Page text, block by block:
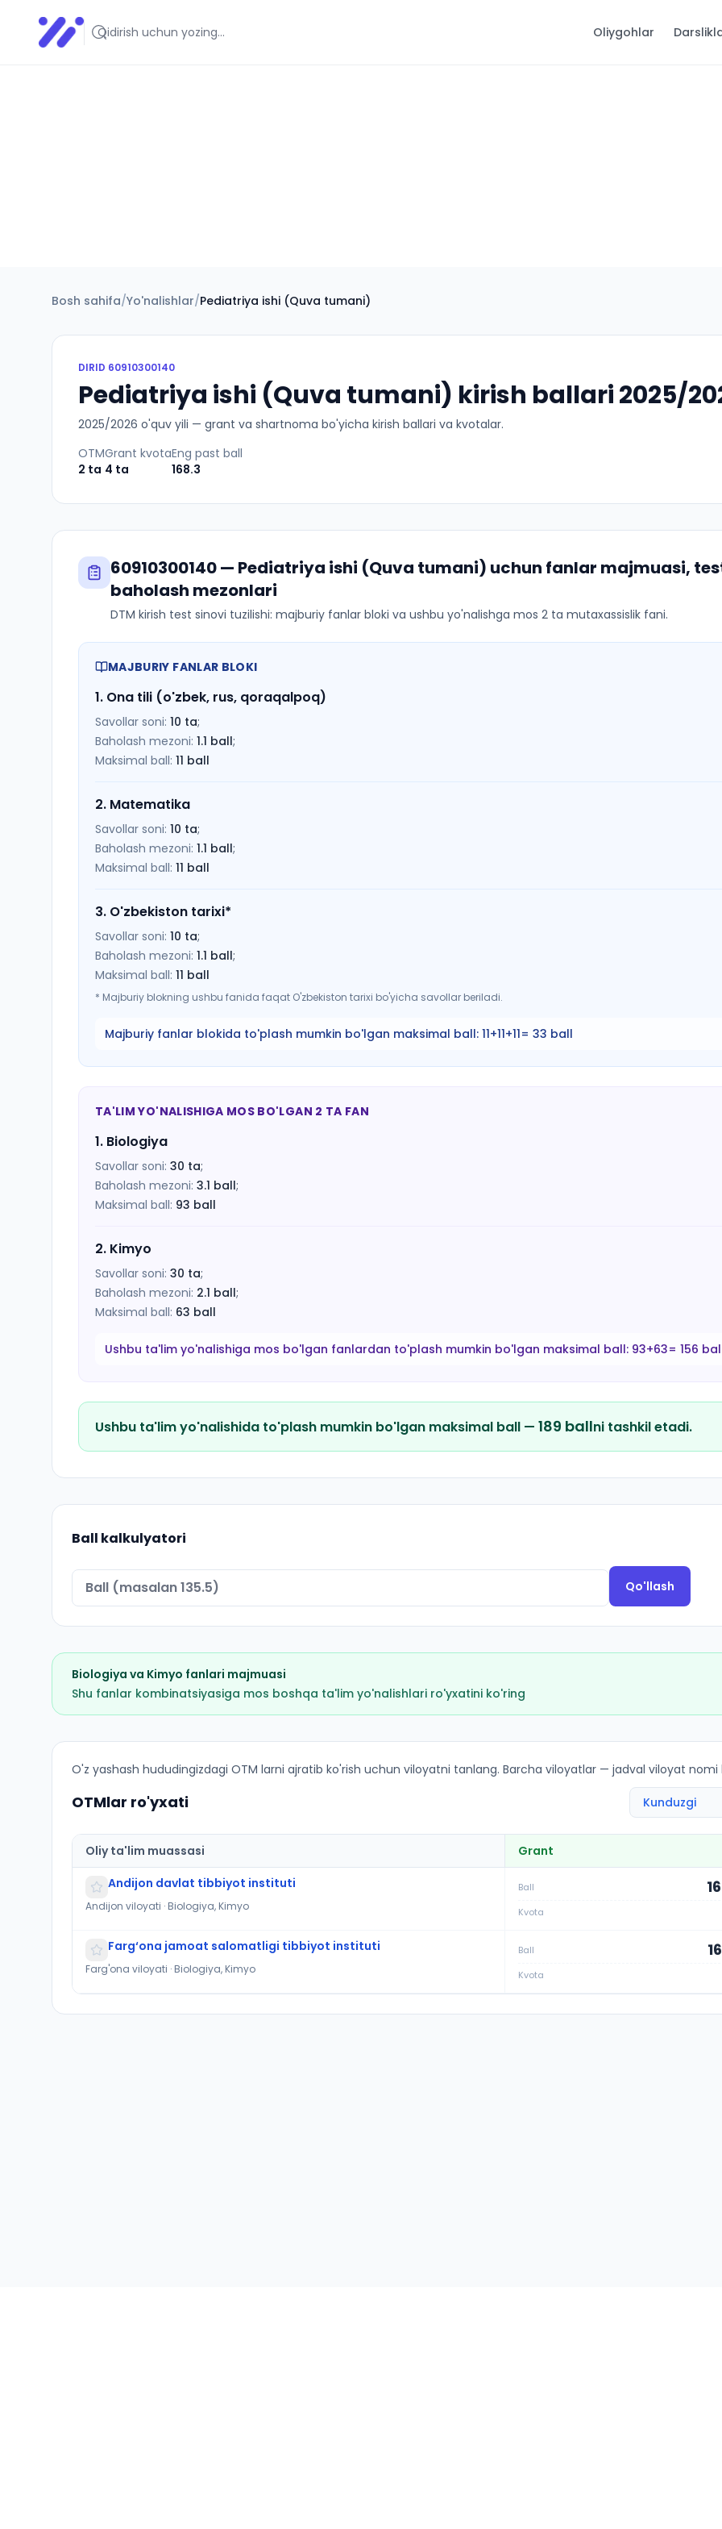
Infoedu
Ta&#039;lim xabarlari va yangiliklari Oliygohlar
Bosh sahifa/Yo'nalishlar/Pediatriya ishi (Quva tumani)
DIRID 60910300140
Pediatriya ishi (Quva tumani) kirish ballari 2025/
2025/2026 o'quv yili — grant va shartnoma bo'yicha kirish ballari va kvotalar.
OTM
2 ta
Grant kvota
4 ta
Eng past ball
168.3
60910300140— Pediatriya ishi (Quva tumani) uchun fanlar majmuasi,
baholash mezonlari
DTM kirish test sinovi tuzilishi: majburiy fanlar bloki va ushbu yo'nalishga mos 2 ta mutaxassislik fani.
MAJBURIY FANLAR BLOKI
1. Ona tili (o'zbek, rus, qoraqalpoq)
Savollar soni: 10 ta;
Baholash mezoni: 1.1 ball;
Maksimal ball: 11 ball
2. Matematika
Savollar soni: 10 ta;
Baholash mezoni: 1.1 ball;
Maksimal ball: 11 ball
3. O'zbekiston tarixi*
Savollar soni: 10 ta;
Baholash mezoni: 1.1 ball;
Maksimal ball: 11 ball
* Majburiy blokning ushbu fanida faqat O'zbekiston tarixi bo'yicha savollar beriladi.
Majburiy fanlar blokida to'plash mumkin bo'lgan maksimal ball: 11+11+11= 33 ball
TA'LIM YO'NALISHIGA MOS BO'LGAN 2 TA FAN
1. Biologiya
Savollar soni: 30 ta;
Baholash mezoni: 3.1 ball;
Maksimal ball: 93 ball
2. Kimyo
Savollar soni: 30 ta;
Baholash mezoni: 2.1 ball;
Maksimal ball: 63 ball
Ushbu ta'lim yo'nalishiga mos bo'lgan fanlardan to'plash mumkin bo'lgan maksimal ball: 93+63= 156
Ushbu ta'lim yo'nalishida to'plash mumkin bo'lgan maksimal ball — 189 ballni tashkil etadi.
Ball kalkulyatori
Qo'llash
Biologiya va Kimyo fanlari majmuasi
Shu fanlar kombinatsiyasiga mos boshqa ta'lim yo'nalishlari ro'yxatini ko'ring
Pediatriya ishi (Quva tumani): OTM lar bo'yicha kirish ballari va kvotalar
O'z yashash hududingizdagi OTM larni ajratib ko'rish uchun viloyatni tanlang. Barcha viloyatlar — jadval viloyat
OTMlar ro'yxati
Oliy ta'lim muassasi
Grant
Andijon davlat tibbiyot instituti
Andijon viloyati · Biologiya, Kimyo
Ball
Kvota
Farg‘ona jamoat salomatligi tibbiyot instituti
Farg'ona viloyati · Biologiya, Kimyo
Ball
Kvota